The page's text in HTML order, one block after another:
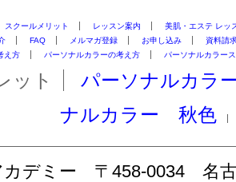
スクールメリット レッスン案内
美肌・エステ レッ
FAQ メルマガ登録 お申し込み
資料請
え方
パーソナルカラーの考え方 パーソナルカラー
ット
パーソナルカラ
ナルカラー 秋色
カデミー 〒458-0034 名